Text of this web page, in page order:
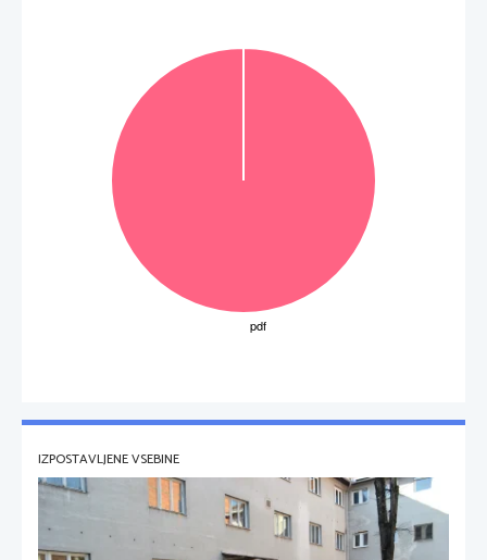
IZPOSTAVLJENE VSEBINE